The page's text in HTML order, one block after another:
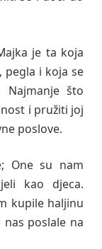
je ta koja
pegla i koja se
što
i pružiti joj
poslove.
One su nam
kao djeca.
kupile haljinu
poslale na